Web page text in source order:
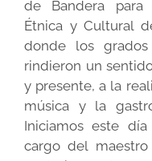
de Bandera para
Étnica y Cultural
donde los
rindieron un
y presente, a la
música y la
Iniciamos este
cargo del